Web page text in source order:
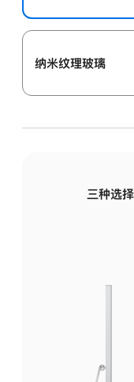
纳米纹理玻璃
三种选